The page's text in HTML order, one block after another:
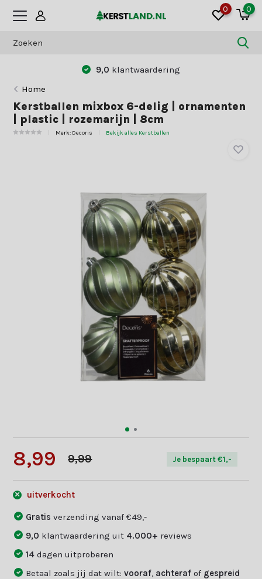
0 0
9,0 klantwaardering
Home
Kerstballen mixbox 6-delig | ornamenten
| plastic | rozemarijn | 8cm
Merk: Decoris Bekijk alles Kerstballen
8,99 9,99 Je bespaart €1,-
uitverkocht
Gratisverzending vanaf €49,-
9,0 klantwaardering uit 4.000+ reviews
14dagen uitproberen
Betaal zoals jij dat wilt:vooraf achteraf of gespreid